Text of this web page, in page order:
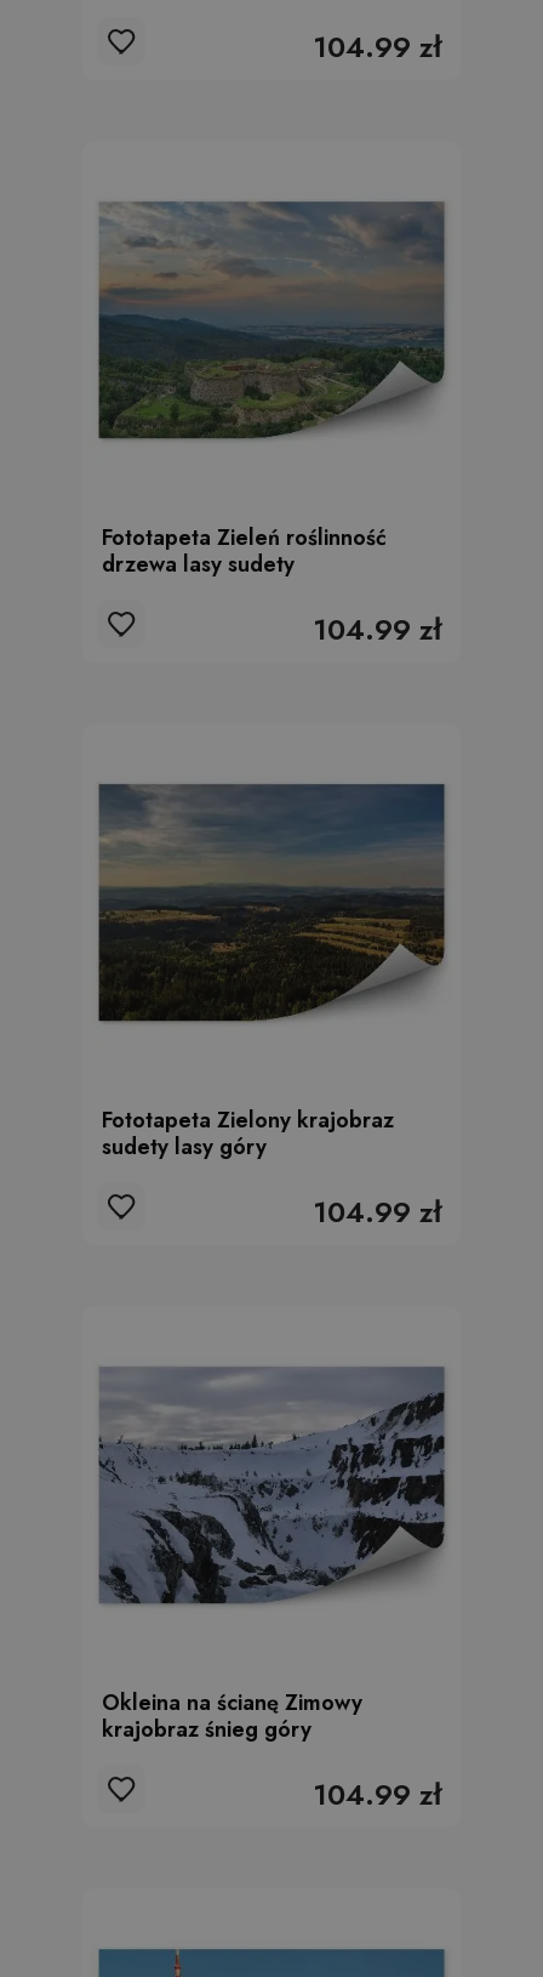
104.99 zł
Fototapeta Zieleń roślinność
drzewa lasy sudety
104.99 zł
Fototapeta Zielony krajobraz
sudety lasy góry
104.99 zł
Okleina na ścianę Zimowy
krajobraz śnieg góry
104.99 zł